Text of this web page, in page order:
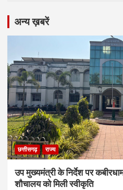
अन्य ख़बरें
छत्तीसगढ़ राज्य
उप मुख्यमंत्री के निर्देश पर
शौचालय को मिली स्वीकृति